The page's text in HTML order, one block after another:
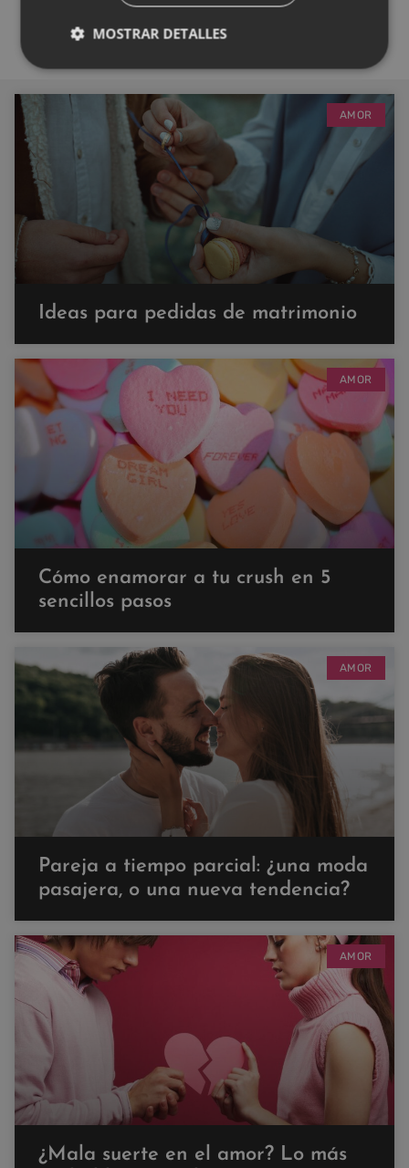
AMOR
Ideas para pedidas de matrimonio
AMOR
Cómo enamorar a tu crush en 5
sencillos pasos
AMOR
Pareja a tiempo parcial: ¿una moda
pasajera, o una nueva tendencia?
AMOR
¿Mala suerte en el amor? Lo más
MOSTRAR DETALLES